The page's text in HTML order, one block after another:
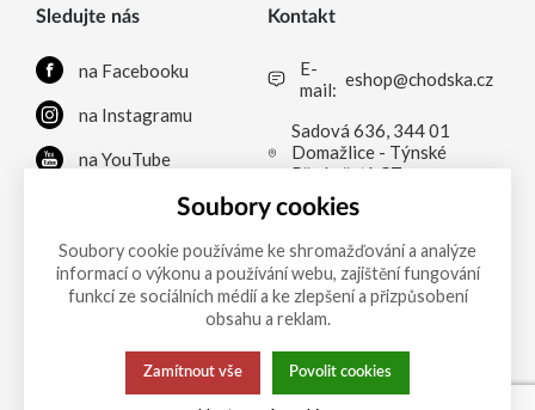
Sledujte nás
na Facebooku
na Instagramu
na YouTube
Kontakt
E-
mail: eshop@chodska.cz
Sadová 636, 344 01
Domažlice - Týnské
Předměstí, CZ
Možnosti platby
Soubory cookies
Soubory cookie používáme ke shromažďování a analýze
informací o výkonu a používání webu, zajištění fungování
funkcí ze sociálních médií a ke zlepšení a přizpůsobení
obsahu a reklam.
Zamítnout vše Povolit cookies